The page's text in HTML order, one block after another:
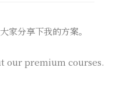
分享下我的方案。
our premium courses.